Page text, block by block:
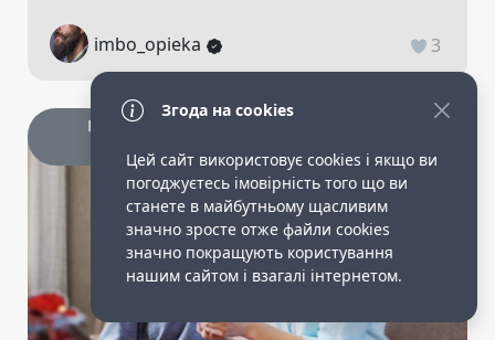
imbo_opieka 3
Корисні статті доглядальницям опіка
Згода на cookies
Цей сайт використовує cookies і якщо ви
погоджуєтесь імовірність того що ви
станете в майбутньому щасливим
значно зросте отже файли cookies
значно покращують користування
нашим сайтом і взагалі інтернетом.